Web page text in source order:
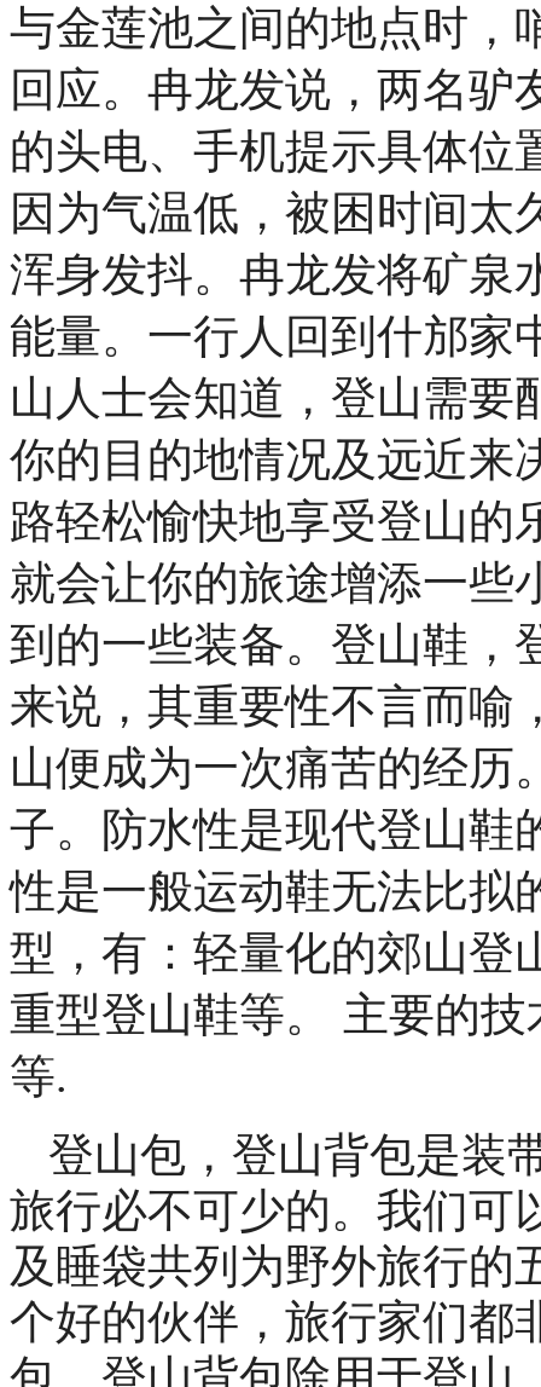
与金莲池之间的地点时，
回应。冉龙发说，两名驴
的头电、手机提示具体位
因为气温低，被困时间太
浑身发抖。冉龙发将矿泉
能量。一行人回到什邡家
山人士会知道，登山需要
你的目的地情况及远近来
路轻松愉快地享受登山的
就会让你的旅途增添一些
到的一些装备。登山鞋，
来说，其重要性不言而喻
山便成为一次痛苦的经历
子。防水性是现代登山鞋
性是一般运动鞋无法比拟
型，有：轻量化的郊山登
重型登山鞋等。 主要的技
等.
登山包，登山背包是装
旅行必不可少的。我们可
及睡袋共列为野外旅行的
个好的伙伴，旅行家们都